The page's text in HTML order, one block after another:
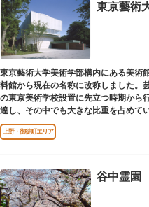
東京藝術
東京藝術大学美術学部構内にある美術
料館から現在の名称に改称しました。
の東京美術学校設置に先立つ時期から
達し、その中でも大きな比重を占めて
ます。
上野・御徒町エリア
谷中霊園